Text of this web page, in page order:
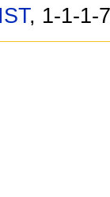
, 1-1-1-